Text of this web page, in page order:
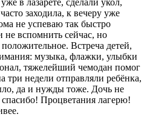
в лазарете, сделали укол,
заходила, к вечеру уже
не успеваю так быстро
не вспомнить сейчас, но
Встреча детей,
музыка, флажки, улыбки
тяжелейший чемодан помог
три недели отправляли ребёнка,
да и нужды тоже. Дочь не
Процветания лагерю!